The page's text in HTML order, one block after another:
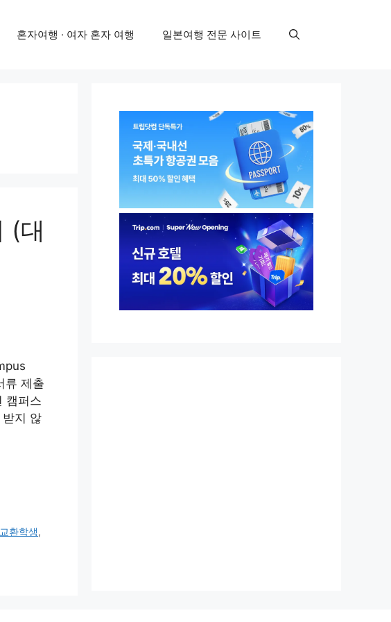
혼자여행 · 여자 혼자 여행 일본여행 전문 사이트
(대
류 제출
캠퍼스
지 않
환학생,